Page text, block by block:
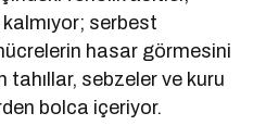
serbest
hasar görmesini
tahıllar, sebzeler ve kuru
bolca içeriyor.